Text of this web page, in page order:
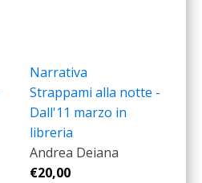
Narrativa
Strappami alla notte -
Dall'11 marzo in
libreria
Andrea Deiana
€20,00